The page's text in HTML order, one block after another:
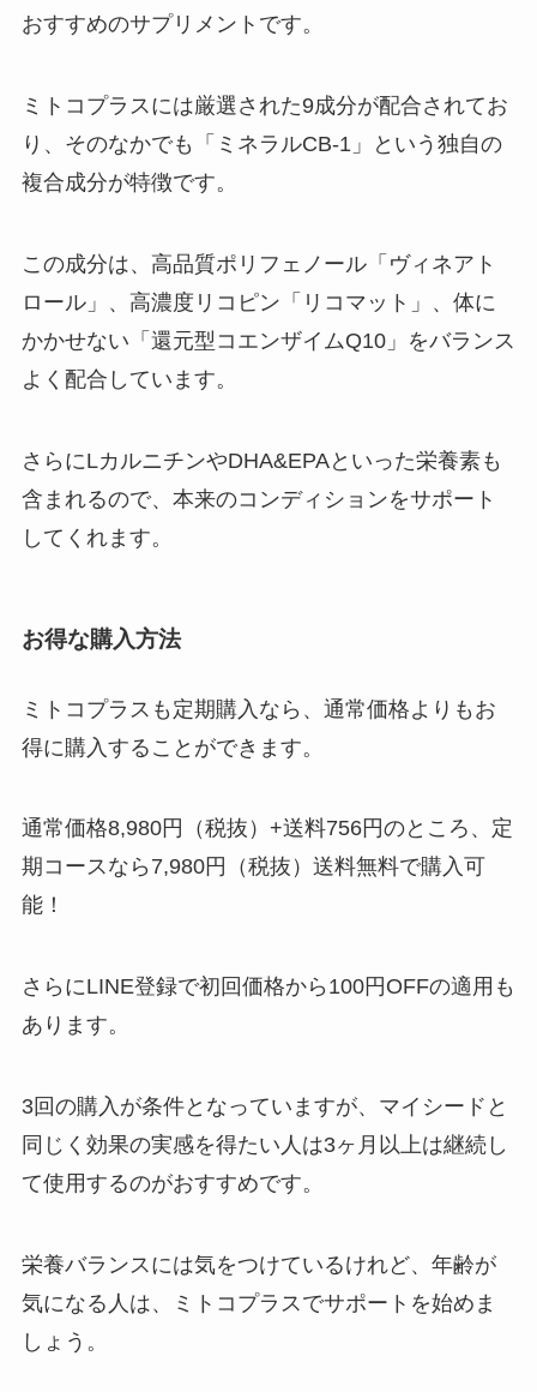
おすすめのサプリメントです。
ミトコプラスには厳選された9成分が配合されてお
り、そのなかでも「ミネラルCB-1」という独自の
複合成分が特徴です。
この成分は、高品質ポリフェノール「ヴィネアト
ロール」、高濃度リコピン「リコマット」、体に
かかせない「還元型コエンザイムQ10」をバランス
よく配合しています。
さらにLカルニチンやDHA&EPAといった栄養素も
含まれるので、本来のコンディションをサポート
してくれます。
お得な購入方法
ミトコプラスも定期購入なら、通常価格よりもお
得に購入することができます。
通常価格8,980円（税抜）+送料756円のところ、定
期コースなら7,980円（税抜）送料無料で購入可
能！
さらにLINE登録で初回価格から100円OFFの適用も
あります。
3回の購入が条件となっていますが、マイシードと
同じく効果の実感を得たい人は3ヶ月以上は継続し
て使用するのがおすすめです。
栄養バランスには気をつけているけれど、年齢が
気になる人は、ミトコプラスでサポートを始めま
しょう。